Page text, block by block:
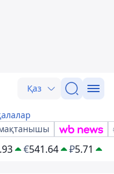
Қаз
€541.64 ₽5.71